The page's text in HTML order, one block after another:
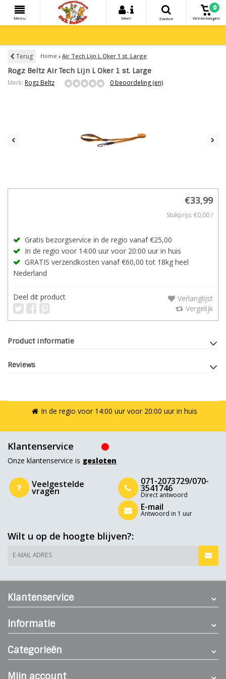
Menu
+
Meer
Zoeken
0
Winkelwagen
Terug Home Air Tech Lijn L Oker 1 st. Large
Rogz Beltz Air Tech Lijn L Oker 1 st. Large
Merk: Rogz Beltz 0 beoordeling (en)
€33,99
Stukprijs: €0,00 /
Gratis bezorgservice in de regio vanaf €25,00
In de regio voor 14:00 uur voor 20:00 uur in huis
GRATIS verzendkosten vanaf €60,00 tot 18kg heel
Nederland
Deel dit product
Verlanglijst
Vergelijk
Product informatie
Reviews
In de regio voor 14:00 uur voor 20:00 uur in huis
Klantenservice
Onze klantenservice is gesloten
Veelgestelde
vragen
071-2073729/070-
3541746
Direct antwoord
E-mail
Antwoord in 1 uur
Wilt u op de hoogte blijven?:
E-MAIL ADRES
Klantenservice
Informatie
Categorieën
Mijn account